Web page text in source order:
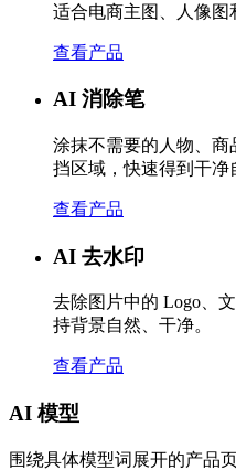
适合电商主图、人像图
查看产品
AI 消除笔
涂抹不需要的人物、
挡区域，快速得到干净
查看产品
AI 去水印
去除图片中的 Logo、
持背景自然、干净。
查看产品
AI 模型
围绕具体模型词展开的产品